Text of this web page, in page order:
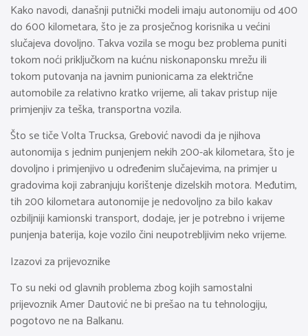
Kako navodi, današnji putnički modeli imaju autonomiju od 400
do 600 kilometara, što je za prosječnog korisnika u većini
slučajeva dovoljno. Takva vozila se mogu bez problema puniti
tokom noći priključkom na kućnu niskonaponsku mrežu ili
tokom putovanja na javnim punionicama za električne
automobile za relativno kratko vrijeme, ali takav pristup nije
primjenjiv za teška, transportna vozila.
Što se tiče Volta Trucksa, Grebović navodi da je njihova
autonomija s jednim punjenjem nekih 200-ak kilometara, što je
dovoljno i primjenjivo u određenim slučajevima, na primjer u
gradovima koji zabranjuju korištenje dizelskih motora. Međutim,
tih 200 kilometara autonomije je nedovoljno za bilo kakav
ozbiljniji kamionski transport, dodaje, jer je potrebno i vrijeme
punjenja baterija, koje vozilo čini neupotrebljivim neko vrijeme.
Izazovi za prijevoznike
To su neki od glavnih problema zbog kojih samostalni
prijevoznik Amer Dautović ne bi prešao na tu tehnologiju,
pogotovo ne na Balkanu.